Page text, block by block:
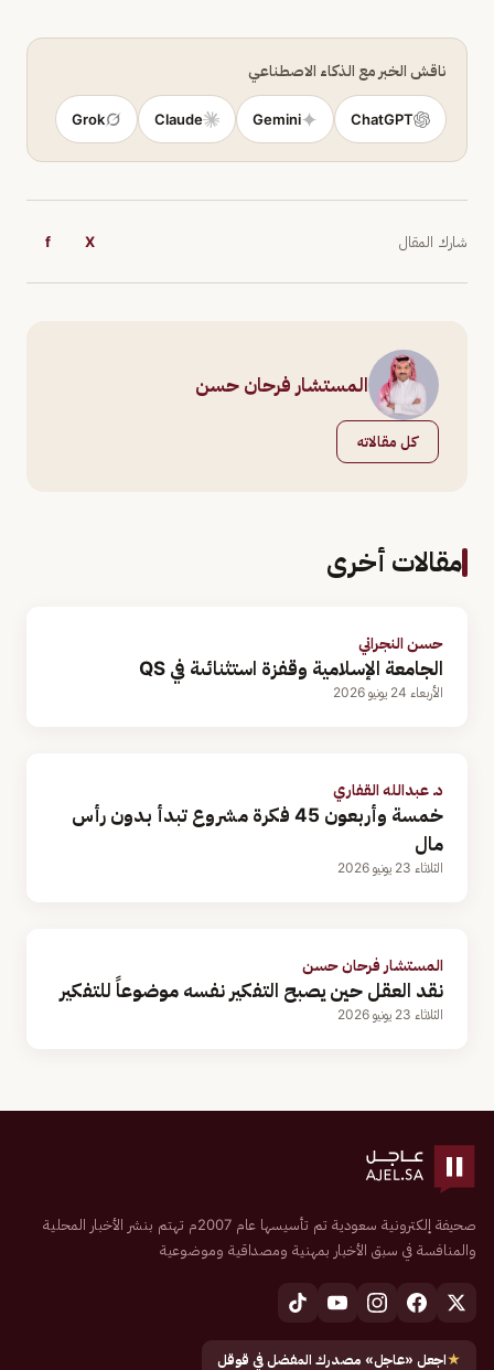
ناقش الخبر مع الذكاء الاصطناعي
ChatGPT
Gemini
Claude
Grok
شارك المقال X
f
المستشار فرحان حسن
كل مقالاته
مقالات أخرى
حسن النجراني
الجامعة الإسلامية وقفزة استثنائىة في QS
الأربعاء 24 يونيو 2026
د. عبدالله القفاري
خمسة وأربعون 45 فكرة مشروع تبدأ بدون رأس
مال
الثلاثاء 23 يونيو 2026
المستشار فرحان حسن
نقد العقل حين يصبح التفكير نفسه موضوعاً للتفكير
الثلاثاء 23 يونيو 2026
صحيفة إلكترونية سعودية تم تأسيسها عام 2007م تهتم بنشر الأخبار المحلية
والمنافسة في سبق الأخبار بمهنية ومصداقية وموضوعية
★اجعل «عاجل» مصدرك المفضل في قوقل